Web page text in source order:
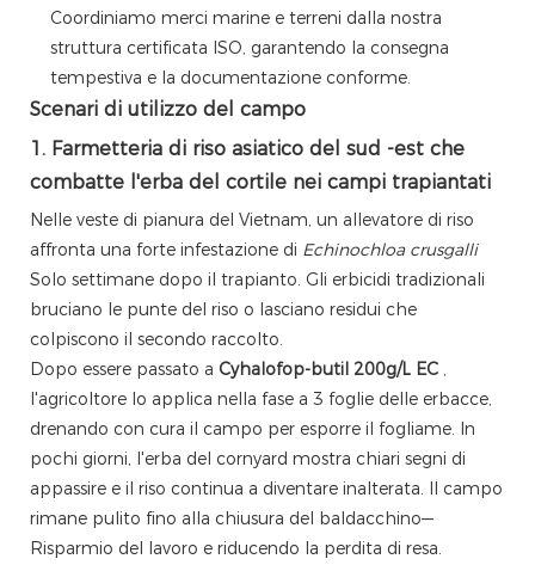
Coordiniamo merci marine e terreni dalla nostra
struttura certificata ISO, garantendo la consegna
tempestiva e la documentazione conforme.
Scenari di utilizzo del campo
1. Farmetteria di riso asiatico del sud -est che
combatte l'erba del cortile nei campi trapiantati
Nelle veste di pianura del Vietnam, un allevatore di riso
affronta una forte infestazione di Echinochloa crusgalli
Solo settimane dopo il trapianto. Gli erbicidi tradizionali
bruciano le punte del riso o lasciano residui che
colpiscono il secondo raccolto.
Dopo essere passato a Cyhalofop-butil 200g/L EC ,
l'agricoltore lo applica nella fase a 3 foglie delle erbacce,
drenando con cura il campo per esporre il fogliame. In
pochi giorni, l'erba del cornyard mostra chiari segni di
appassire e il riso continua a diventare inalterata. Il campo
rimane pulito fino alla chiusura del baldacchino—
Risparmio del lavoro e riducendo la perdita di resa.